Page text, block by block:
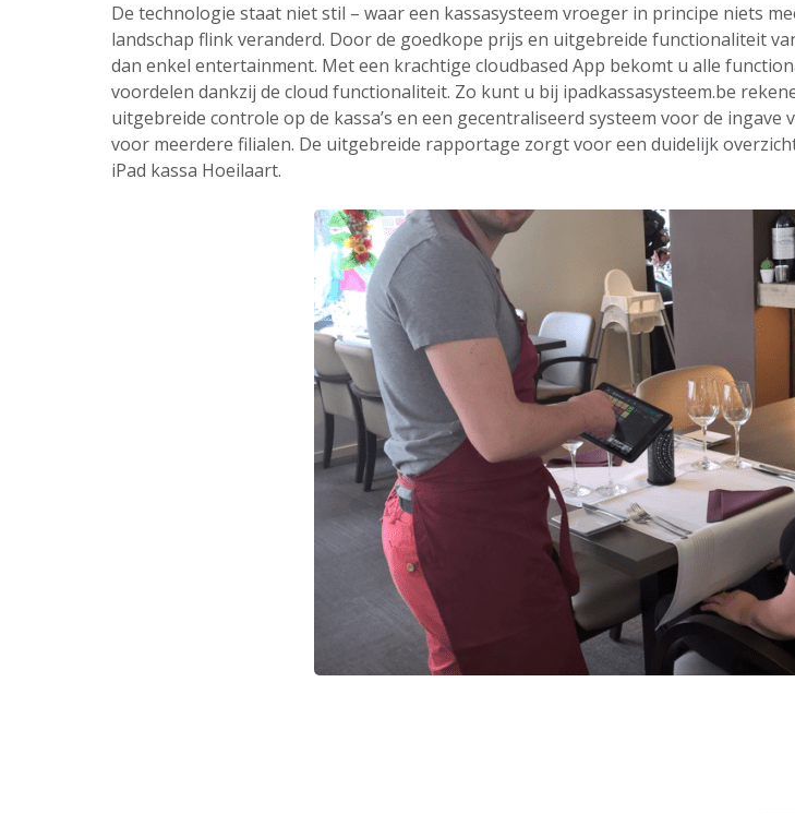
De technologie staat niet stil – waar een kassasysteem vroeger in principe niets
landschap flink veranderd. Door de goedkope prijs en uitgebreide functionaliteit
dan enkel entertainment. Met een krachtige cloudbased App bekomt u alle
voordelen dankzij de cloud functionaliteit. Zo kunt u bij ipadkassasysteem.be
uitgebreide controle op de kassa’s en een gecentraliseerd systeem voor de
voor meerdere filialen. De uitgebreide rapportage zorgt voor een duidelijk
iPad kassa Hoeilaart.